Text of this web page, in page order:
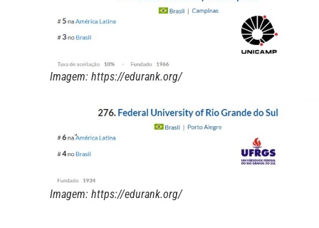
Imagem: https://edurank.org/
Imagem: https://edurank.org/